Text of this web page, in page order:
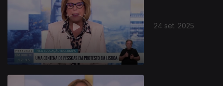
24 set. 2025